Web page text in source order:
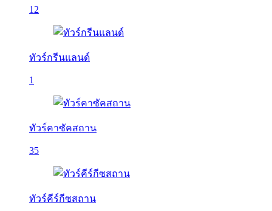
12
ทัวร์กรีนแลนด์
1
ทัวร์คาซัคสถาน
35
ทัวร์คีร์กีซสถาน